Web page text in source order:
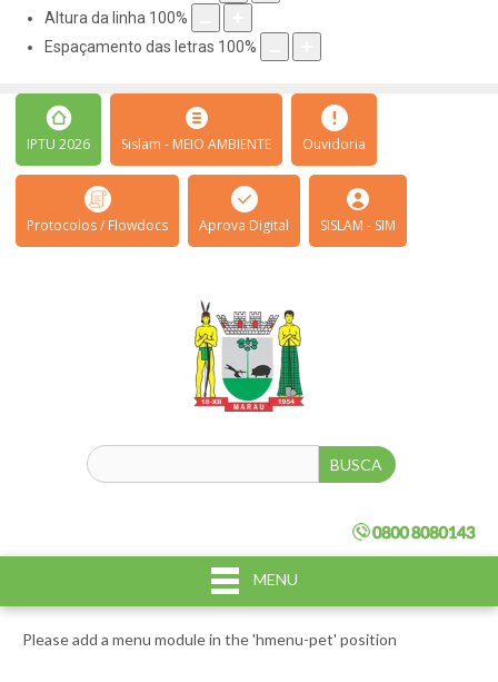
Altura da linha 100%
Espaçamento das letras 100%
IPTU 2026 Sislam - MEIO AMBIENTE Ouvidoria
Protocolos / Flowdocs Aprova Digital SISLAM - SIM
MENU
Please add a menu module in the 'hmenu-pet' position